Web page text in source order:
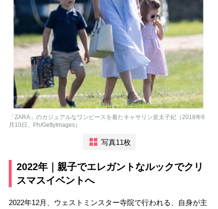
「ZARA」のカジュアルなワンピースを着たキャサリン皇太子妃（2018年6
月10日、Ph/GettyImages）
写真11枚
2022年｜親子でエレガントなルックでクリ
スマスイベントへ
2022年12月、ウェストミンスター寺院で行われる、自身が主